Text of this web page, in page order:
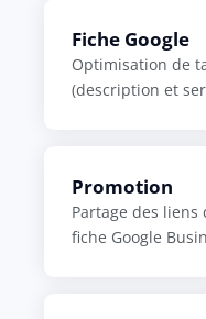
Fiche Google
Optimisation de
(description et
Promotion
Partage des liens
fiche Google